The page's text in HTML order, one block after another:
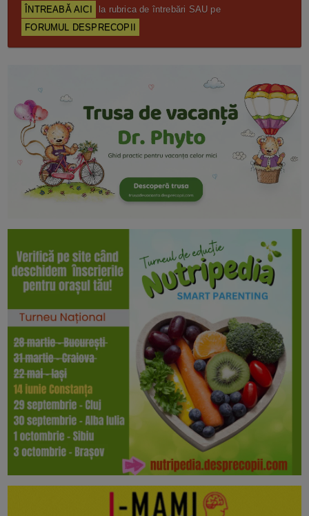
ÎNTREABĂ AICI
la rubrica de întrebări SAU pe
FORUMUL DESPRECOPII